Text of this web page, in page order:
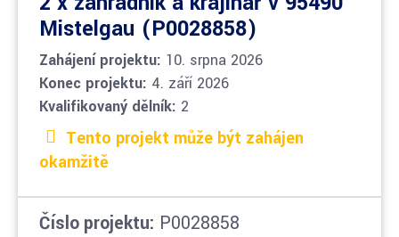
Mistelgau (P0028858)
Zahájení projektu: 10. srpna 2026
Konec projektu: 4. září 2026
Kvalifikovaný dělník: 2
Tento projekt může být zahájen
okamžitě
Číslo projektu: P0028858